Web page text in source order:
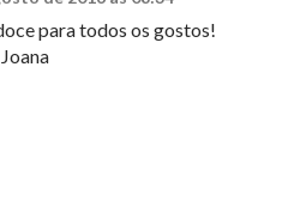
para todos os gostos!